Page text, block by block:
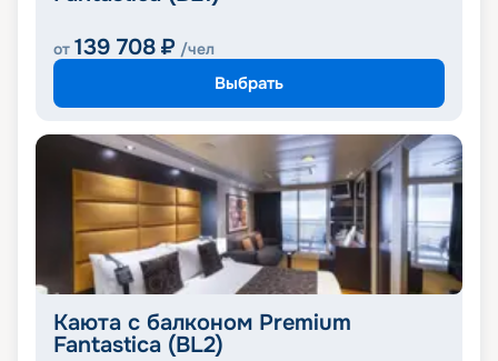
от 139 708 ₽ /чел
Выбрать
Каюта с балконом Premium
Fantastica (BL2)